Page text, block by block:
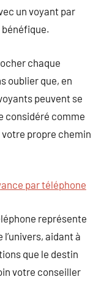
un voyant par
chaque
oublier que, en
peuvent se
considéré comme
propre chemin
par téléphone
représente
aidant à
que le destin
votre conseiller